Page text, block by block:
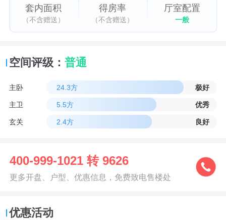
套内面积
（不含赠送）
得房率
（不含赠送）
厅室配置
一般
空间评级： 普通
主卧 24.3方 极好
主卫 5.5方 优秀
玄关 2.4方 良好
400-999-1021 转 9626
更多开盘、户型、优惠信息，免费致电售楼处
优惠活动